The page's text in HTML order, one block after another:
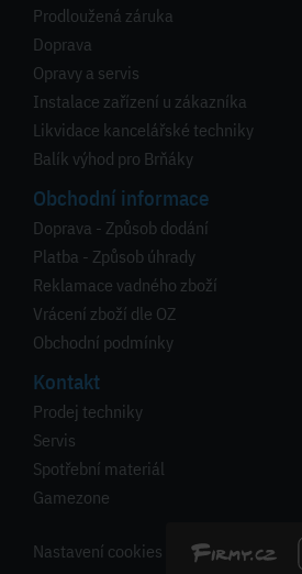
Prodloužená záruka
Doprava
Opravy a servis
Instalace zařízení u zákazníka
Likvidace kancelářské techniky
Balík výhod pro Brňáky
Obchodní informace
Doprava - Způsob dodání
Platba - Způsob úhrady
Reklamace vadného zboží
Vrácení zboží dle OZ
Obchodní podmínky
Kontakt
Prodej techniky
Servis
Spotřební materiál
Gamezone
Nastavení cookies